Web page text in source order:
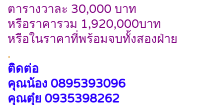
ตารางวาละ 30,000 บาท
หรือราคารวม 1,920,000บาท
หรือในราคาที่พร้อมจบทั้งสองฝ่าย
.
ติดต่อ
คุณน้อง​ 0895393096
คุณตุ๋ย 0935398262